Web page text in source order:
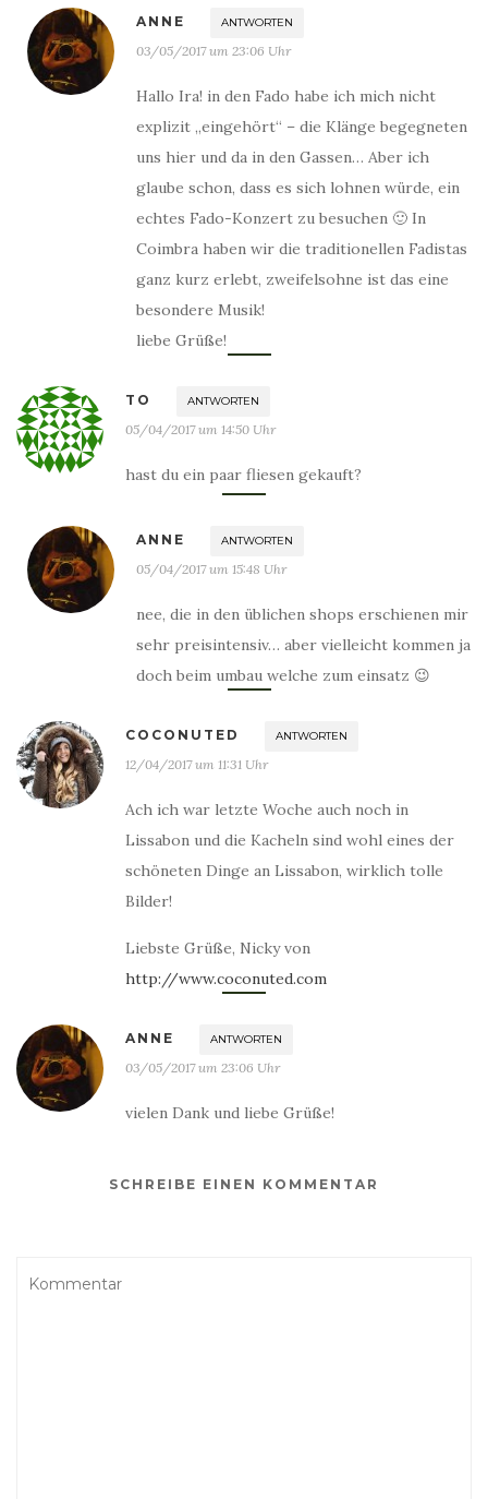
ANNE ANTWORTEN
03/05/2017 um 23:06 Uhr
Hallo Ira! in den Fado habe ich mich nicht
explizit „eingehört“ – die Klänge begegneten
uns hier und da in den Gassen… Aber ich
glaube schon, dass es sich lohnen würde, ein
echtes Fado-Konzert zu besuchen 🙂 In
Coimbra haben wir die traditionellen Fadistas
ganz kurz erlebt, zweifelsohne ist das eine
besondere Musik!
liebe Grüße!
TO ANTWORTEN
05/04/2017 um 14:50 Uhr
hast du ein paar fliesen gekauft?
ANNE ANTWORTEN
05/04/2017 um 15:48 Uhr
nee, die in den üblichen shops erschienen mir
sehr preisintensiv… aber vielleicht kommen ja
doch beim umbau welche zum einsatz 😉
COCONUTED ANTWORTEN
12/04/2017 um 11:31 Uhr
Ach ich war letzte Woche auch noch in
Lissabon und die Kacheln sind wohl eines der
schöneten Dinge an Lissabon, wirklich tolle
Bilder!
Liebste Grüße, Nicky von
http://www.coconuted.com
ANNE ANTWORTEN
03/05/2017 um 23:06 Uhr
vielen Dank und liebe Grüße!
SCHREIBE EINEN KOMMENTAR